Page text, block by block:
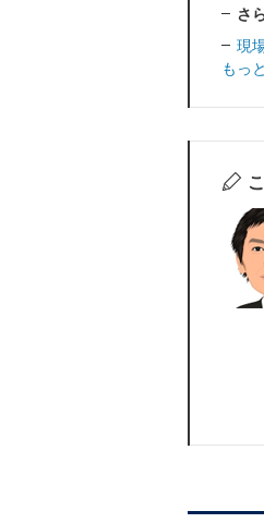
さ
現
もっ